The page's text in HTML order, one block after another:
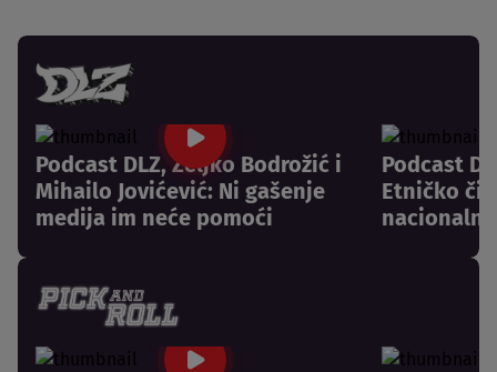
Podcast DLZ, Željko Bodrožić i
Mihailo Jovićević: Ni gašenje
medija im neće pomoći
Podcast
Etničko
nacionalni